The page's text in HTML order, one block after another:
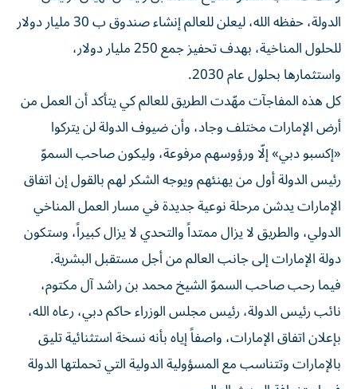
الدولة، حفظه الله، ليعلن للعالم إنشاء صندوق ب 30 مليار دولار
للحلول المناخية، بهدف تحفيز جمع 250 مليار دولار،
واستثمارها بحلول عام 2030.
كل هذه المفاجآت مهّدت الطريق للعالم كي يتأكد أن العمل من
أرض الإمارات مختلف وجاد، وأن ضيوف الدولة لن يتركوا
«إكسبو دبي» إلّا ورؤوسهم مرفوعة، وليكون صاحب السموّ
رئيس الدولة أول من يهنئهم ويوجه الشكر لهم بالقول إن اتفاق
الإمارات يدشن مرحلة نوعية جديدة في مسار العمل المناخي
الدولي، والطريق لا يزال ممتداً والتحدي لا يزال كبيراً، وستكون
دولة الإمارات إلى جانب العالم من أجل مستقبل البشرية.
فيما رحب صاحب السموّ الشيخ محمد بن راشد آل مكتوم،
نائب رئيس الدولة، رئيس مجلس الوزراء حاكم دبي، رعاه الله،
بإعلان اتفاق الإمارات، واصفاً إياه بأنه نسخة استثنائية تليق
بالإمارات وتتناسب مع المسؤولية الدولية التي تحملتها الدولة